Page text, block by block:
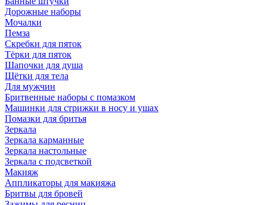
Дорожные наборы
Мочалки
Пемза
Скребки для пяток
Тёрки для пяток
Шапочки для душа
Щётки для тела
Для мужчин
Бритвенные наборы с помазком
Машинки для стрижки в носу и ушах
Помазки для бритья
Зеркала
Зеркала карманные
Зеркала настольные
Зеркала с подсветкой
Макияж
Аппликаторы для макияжа
Бритвы для бровей